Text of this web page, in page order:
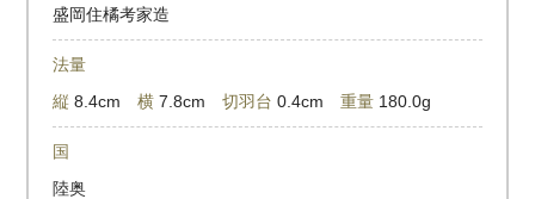
盛岡住橘考家造
法量
縦 8.4cm横 7.8cm切羽台 0.4cm重量 180.0g
国
陸奥